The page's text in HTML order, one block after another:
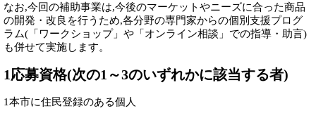
なお,今回の補助事業は,今後のマーケットやニーズに合った商品
の開発・改良を行うため,各分野の専門家からの個別支援プログ
ラム(「ワークショップ」や「オンライン相談」での指導・助言)
も併せて実施します。
1応募資格(次の1～3のいずれかに該当する者)
1本市に住民登録のある個人